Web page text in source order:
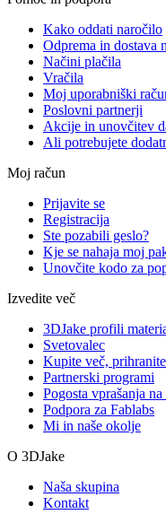
Kako oddati naročilo
Odprema in dostava
Načini plačila
Vračila
Moj uporabniški
Poslovni partnerji
Akcije in unovčitev
Ali potrebujete
Moj račun
Prijavite se
Registracija
Ste pozabili geslo?
Kje se nahaja moj
Unovčite kodo za
Izvedite več
3DJake profili
Svetovalec
Kupite več,
Partnerski programi
Pogosta vprašanja
Podpora za Fablabs
Mi in naše okolje
O 3DJake
Naša skupina
Kontakt